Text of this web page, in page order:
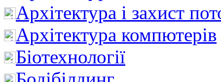
Архітектура і захист
Архітектура компютерів
Біотехнології